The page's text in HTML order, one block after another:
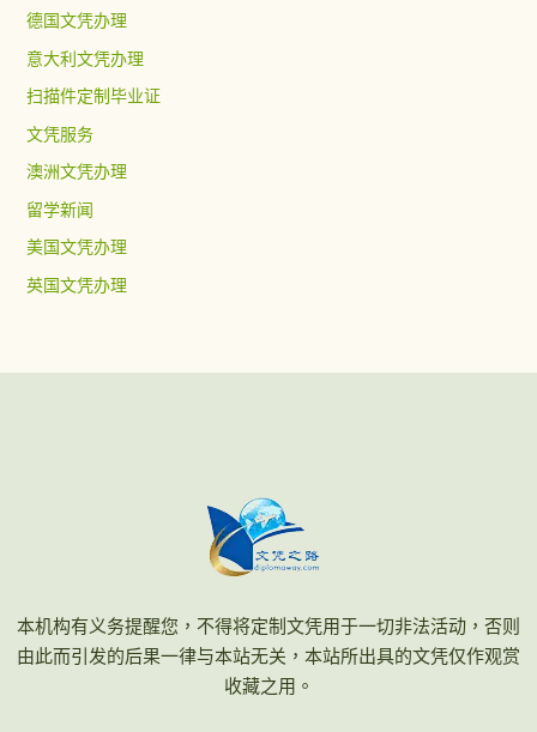
德国文凭办理
意大利文凭办理
扫描件定制毕业证
文凭服务
澳洲文凭办理
留学新闻
美国文凭办理
英国文凭办理
本机构有义务提醒您，不得将定制文凭用于一切非法活动，否则
由此而引发的后果一律与本站无关，本站所出具的文凭仅作观赏
收藏之用。